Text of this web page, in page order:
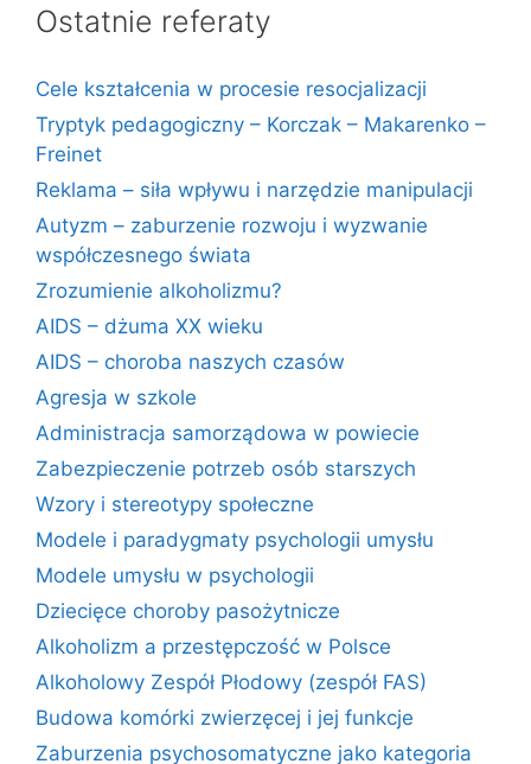
Ostatnie referaty
Cele kształcenia w procesie resocjalizacji
Tryptyk pedagogiczny – Korczak – Makarenko –
Freinet
Reklama – siła wpływu i narzędzie manipulacji
Autyzm – zaburzenie rozwoju i wyzwanie
współczesnego świata
Zrozumienie alkoholizmu?
AIDS – dżuma XX wieku
AIDS – choroba naszych czasów
Agresja w szkole
Administracja samorządowa w powiecie
Zabezpieczenie potrzeb osób starszych
Wzory i stereotypy społeczne
Modele i paradygmaty psychologii umysłu
Modele umysłu w psychologii
Dziecięce choroby pasożytnicze
Alkoholizm a przestępczość w Polsce
Alkoholowy Zespół Płodowy (zespół FAS)
Budowa komórki zwierzęcej i jej funkcje
Zaburzenia psychosomatyczne jako kategoria